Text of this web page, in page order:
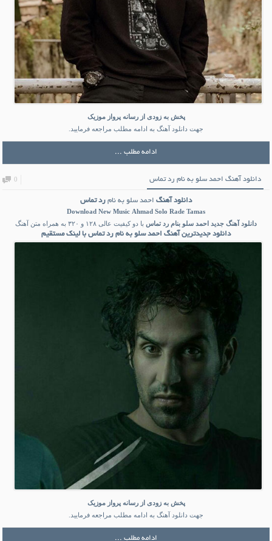
پخش به زودی از رسانه پرواز موزیک
جهت دانلود آهنگ به ادامه مطلب مراجعه فرمایید.
ادامه مطلب ...
دانلود آهنگ احمد سلو به نام رد تماس 0
دانلود آهنگ احمد سلو به نام رد تماس
Download New Music Ahmad Solo Rade Tamas
دانلود آهنگ جدید احمد سلو بنام رد تماس با دو کیفیت عالی ۱۲۸ و ۳۲۰ به همراه متن آهنگ
دانلود جدیدترین آهنگ احمد سلو به نام رد تماس با لینک مستقیم
پخش به زودی از رسانه پرواز موزیک
جهت دانلود آهنگ به ادامه مطلب مراجعه فرمایید.
ادامه مطلب ...